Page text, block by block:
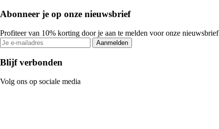
Abonneer je op onze nieuwsbrief
Profiteer van 10% korting door je aan te melden voor onze nieuwsbrief
Aanmelden
Blijf verbonden
Volg ons op sociale media